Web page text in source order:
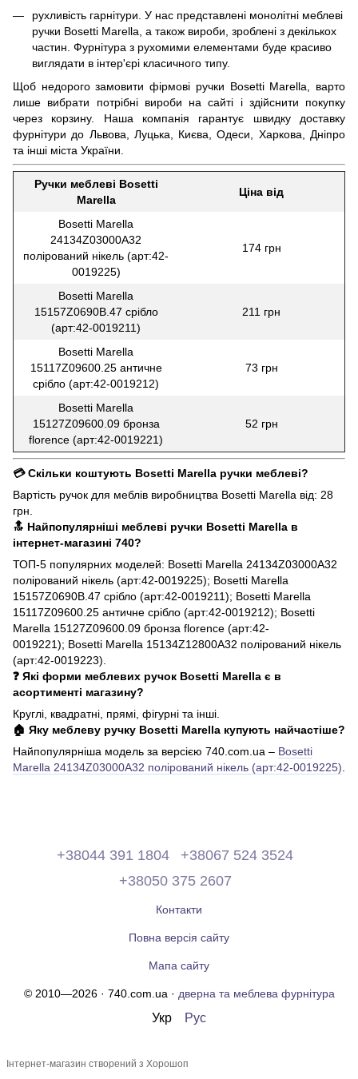
рухливість гарнітури. У нас представлені монолітні меблеві
ручки Bosetti Marella, а також вироби, зроблені з декількох
частин. Фурнітура з рухомими елементами буде красиво
виглядати в інтер'єрі класичного типу.
Щоб недорого замовити фірмові ручки Bosetti Marella, варто
лише вибрати потрібні вироби на сайті і здійснити покупку
через корзину. Наша компанія гарантує швидку доставку
фурнітури до Львова, Луцька, Києва, Одеси, Харкова, Дніпро
та інші міста України.
Ручки меблеві Bosetti
Marella
Ціна від
Bosetti Marella
24134Z03000A32
полірований нікель (арт:42-
0019225)
174 грн
Bosetti Marella
15157Z0690B.47 срібло
(арт:42-0019211)
211 грн
Bosetti Marella
15117Z09600.25 античне
срібло (арт:42-0019212)
73 грн
Bosetti Marella
15127Z09600.09 бронза
florence (арт:42-0019221)
52 грн
💳 Скільки коштують Bosetti Marella ручки меблеві?
Вартість ручок для меблів виробництва Bosetti Marella від: 28
грн.
🔝 Найпопулярніші меблеві ручки Bosetti Marella в
інтернет-магазині 740?
ТОП-5 популярних моделей: Bosetti Marella 24134Z03000A32
полірований нікель (арт:42-0019225); Bosetti Marella
15157Z0690B.47 срібло (арт:42-0019211); Bosetti Marella
15117Z09600.25 античне срібло (арт:42-0019212); Bosetti
Marella 15127Z09600.09 бронза florence (арт:42-
0019221); Bosetti Marella 15134Z12800A32 полірований нікель
(арт:42-0019223).
❓ Які форми меблевих ручок Bosetti Marella є в
асортименті магазину?
Круглі, квадратні, прямі, фігурні та інші.
🏠 Яку меблеву ручку Bosetti Marella купують найчастіше?
Найпопулярніша модель за версією 740.com.ua – Bosetti
Marella 24134Z03000A32 полірований нікель (арт:42-0019225)
+38044 391 1804
+38067 524 3524
+38050 375 2607
Контакти
Повна версія сайту
Мапа сайту
© 2010—2026 · 740.com.ua · дверна та меблева фурнітура
Укр Рус
Інтернет-магазин створений з Хорошоп